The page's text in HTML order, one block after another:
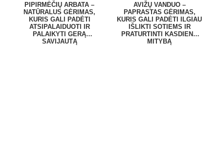
PIPIRMĖČIŲ ARBATA –
NATŪRALUS GĖRIMAS,
KURIS GALI PADĖTI
ATSIPALAIDUOTI IR
PALAIKYTI GERĄ
SAVIJAUTĄ
AVIŽŲ VANDUO –
PAPRASTAS GĖRIMAS,
KURIS GALI PADĖTI ILGIAU
IŠLIKTI SOTIEMS IR
PRATURTINTI KASDIENĘ
MITYBĄ